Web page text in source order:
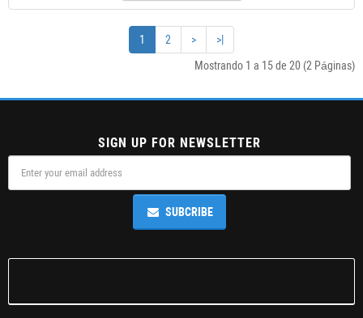
1 2 >
>|
Mostrando 1 a 15 de 20 (2 Páginas)
SIGN UP FOR NEWSLETTER
SUBCRIBE